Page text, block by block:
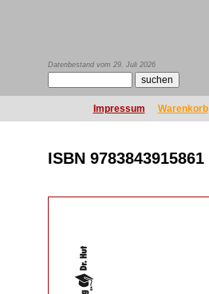
Datenbestand vom 29. Juli 2026
Impressum Warenkorb
ISBN 9783843915861